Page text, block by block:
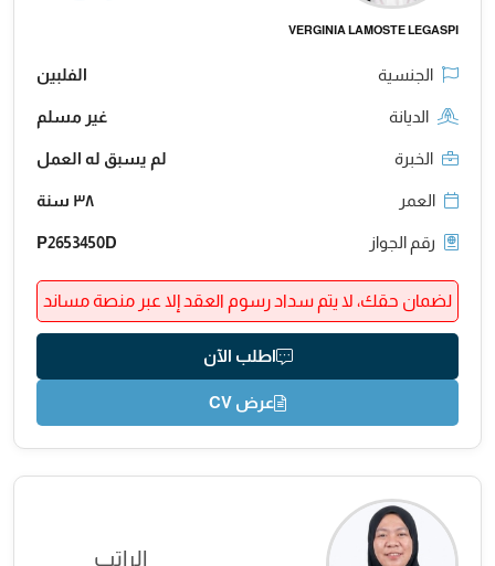
VERGINIA LAMOSTE LEGASPI
الجنسية الفلبين
الديانة غير مسلم
الخبرة لم يسبق له العمل
العمر ٣٨ سنة
رقم الجواز P2653450D
لضمان حقك، لا يتم سداد رسوم العقد إلا عبر منصة مساند
اطلب الآن
عرض CV
الراتب